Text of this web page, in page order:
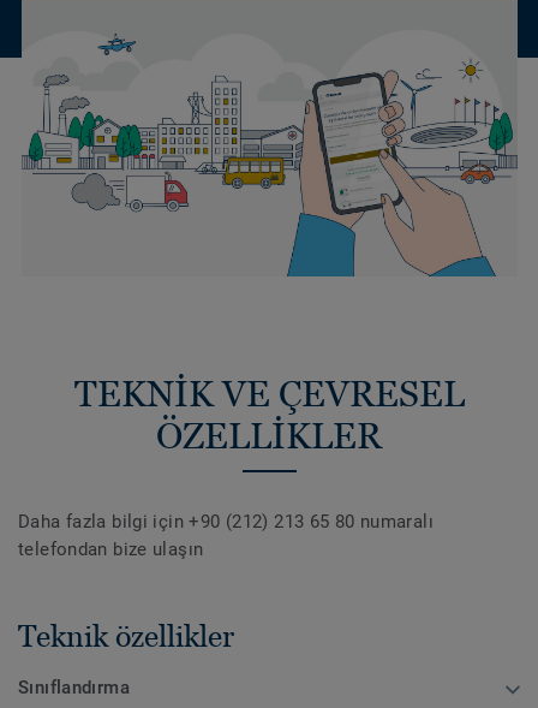
TEKNİK VE ÇEVRESEL
ÖZELLİKLER
Daha fazla bilgi için +90 (212) 213 65 80 numaralı
telefondan bize ulaşın
Teknik özellikler
Sınıflandırma